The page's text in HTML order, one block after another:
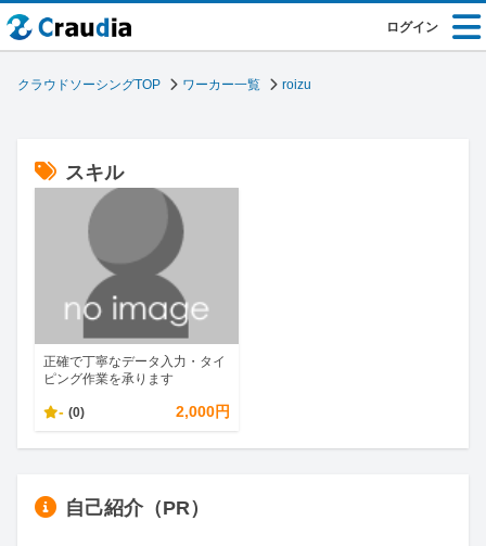
ログイン
クラウドソーシングTOP ワーカー一覧 roizu
スキル
正確で丁寧なデータ入力・タイ
ピング作業を承ります
- (0) 2,000円
自己紹介（PR）